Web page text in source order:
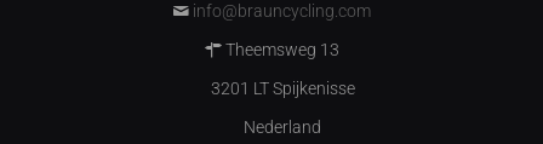
info@brauncycling.com
Theemsweg 13
3201 LT Spijkenisse
Nederland